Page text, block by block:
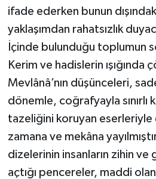
ifade ederken bunun
yaklaşımdan rahatsızlık
İçinde bulunduğu toplumun
Kerim ve hadislerin ışığında
Mevlânâ’nın düşünceleri,
dönemle, coğrafyayla sınırlı
tazeliğini koruyan
zamana ve mekâna
dizelerinin insanların zihin ve
açtığı pencereler, maddi
Yalova Müftülüğü
Yozgat Müftülüğü
Zonguldak Müftülüğü